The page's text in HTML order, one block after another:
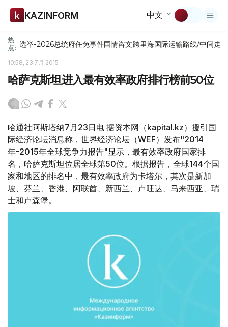
KAZINFORM 中文
热
点: 选举-2026总统府任免事件国情咨文跨里海国际运输路线/中间走廊
10:58, 23 7月 2015
哈萨克斯坦进入最有效率政府排行榜前50位
哈通社阿斯塔纳7月23日电 据资本网（kapital.kz）援引国
际经济论坛消息称，世界经济论坛（WEF）发布"2014
年-2015年全球竞争力报告"显示，最有效率政府国家排
名，哈萨克斯坦位居全球第50位。根据报告，全球144个国
家和地区的排名中，最有效率政府为卡塔尔，其次是新加
坡、芬兰、香港、阿联酋、新西兰、卢旺达、马来西亚、瑞
士和卢森堡。